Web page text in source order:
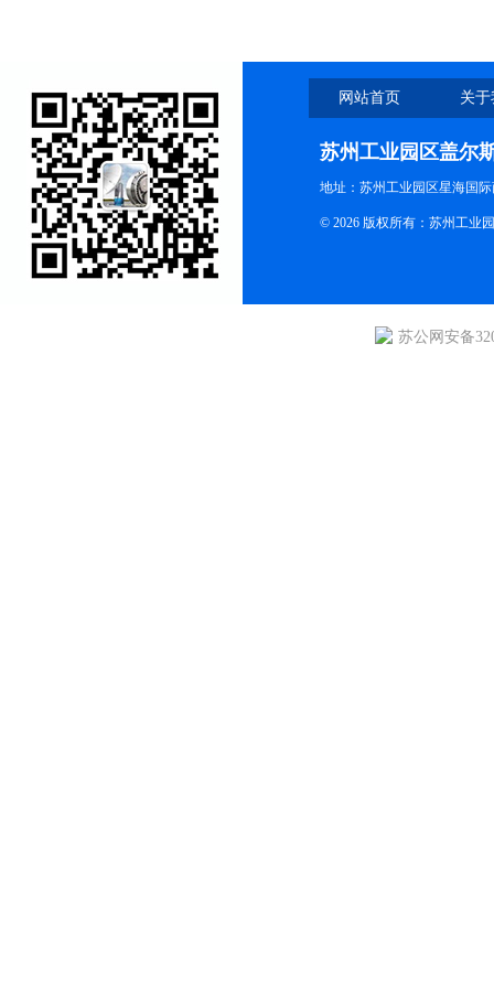
网站首页 关
苏州工业园区盖尔
地址：苏州工业园区星海国
© 2026 版权所有：苏州工业
苏公网安备